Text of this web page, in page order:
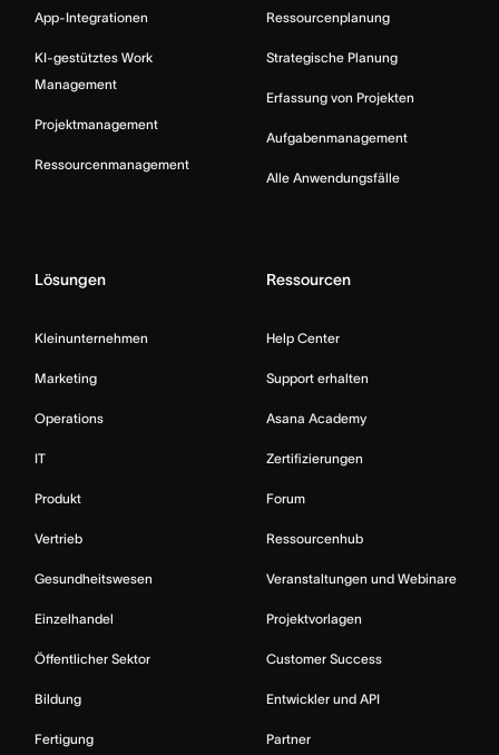
App-Integrationen
KI-gestütztes Work
Management
Projektmanagement
Ressourcenmanagement
Ressourcenplanung
Strategische Planung
Erfassung von Projekten
Aufgabenmanagement
Alle Anwendungsfälle
Lösungen
Kleinunternehmen
Marketing
Operations
IT
Produkt
Vertrieb
Gesundheitswesen
Einzelhandel
Öffentlicher Sektor
Bildung
Fertigung
Ressourcen
Help Center
Support erhalten
Asana Academy
Zertifizierungen
Forum
Ressourcenhub
Veranstaltungen und Webinare
Projektvorlagen
Customer Success
Entwickler und API
Partner